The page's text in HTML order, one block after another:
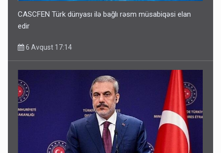
CASCFEN Türk dünyası ilə bağlı rəsm müsabiqəsi elan
edir
6 Avqust 17:14